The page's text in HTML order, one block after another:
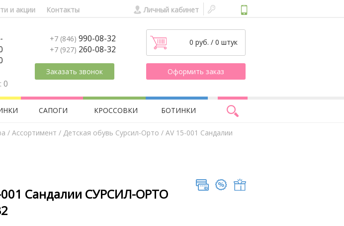
и акции Контакты Личный кабинет
0
+7 (846) 990-08-32
+7 (927) 260-08-32
Заказать звонок
0 руб. / 0 штук
Оформить заказ
САПОГИ КРОССОВКИ БОТИНКИ
/ Aссортимент / Детская обувь Сурсил-Орто / AV 15-001 Сандалии
001 Сандалии СУРСИЛ-ОРТО